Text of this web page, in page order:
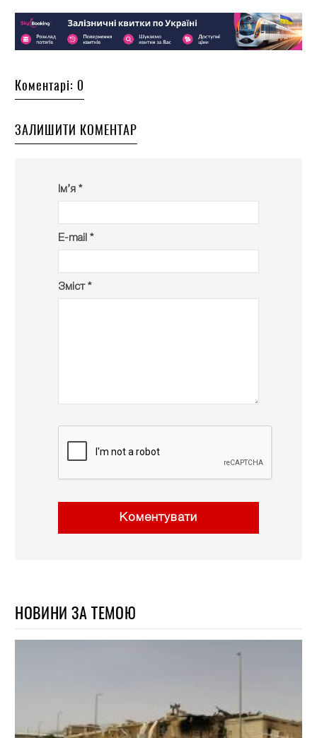
Коментарі: 0
ЗАЛИШИТИ КОМЕНТАР
Ім’я *
E-mail *
Зміст *
Коментувати
НОВИНИ ЗА ТЕМОЮ